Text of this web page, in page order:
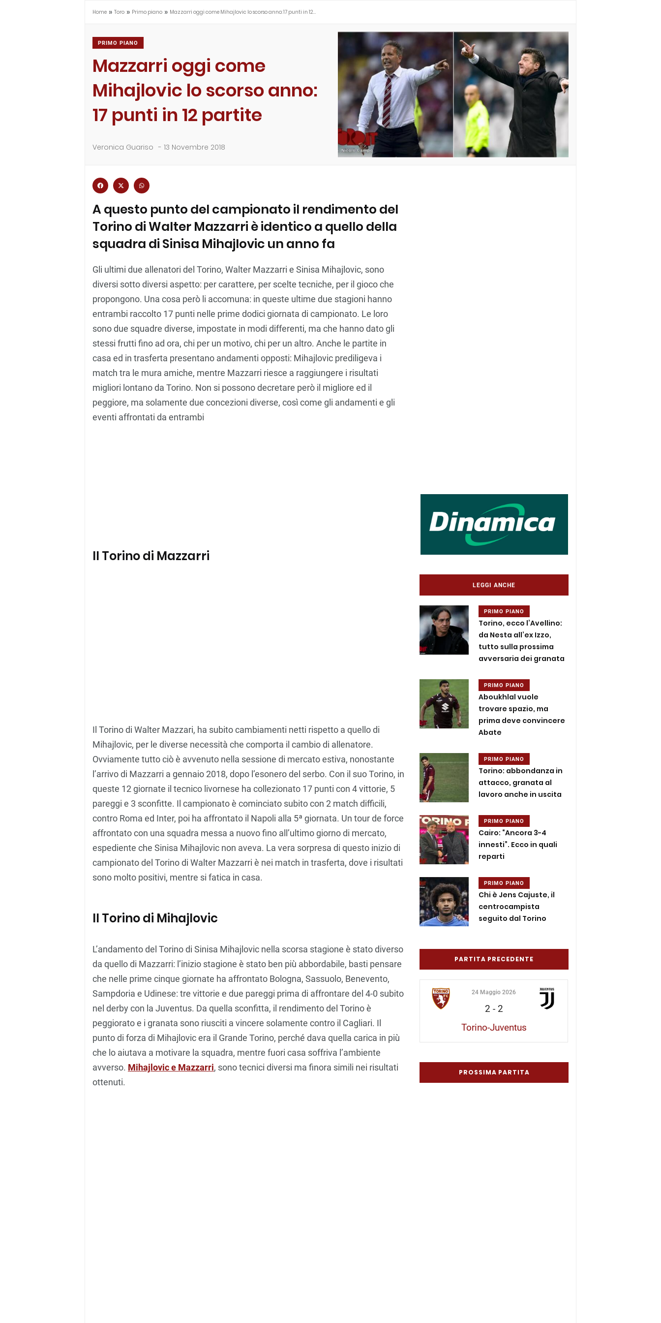
Home » Toro » Primo piano » Mazzarri oggi come Mihajlovic lo scorso anno: 17 punti in 12…
PRIMO PIANO
Mazzarri oggi come
Mihajlovic lo scorso anno:
17 punti in 12 partite
Veronica Guariso - 13 Novembre 2018
A questo punto del campionato il rendimento del
Torino di Walter Mazzarri è identico a quello della
squadra di Sinisa Mihajlovic un anno fa
Gli ultimi due allenatori del Torino, Walter Mazzarri e Sinisa Mihajlovic, sono
diversi sotto diversi aspetto: per carattere, per scelte tecniche, per il gioco che
propongono. Una cosa però li accomuna: in queste ultime due stagioni hanno
entrambi raccolto 17 punti nelle prime dodici giornata di campionato. Le loro
sono due squadre diverse, impostate in modi differenti, ma che hanno dato gli
stessi frutti fino ad ora, chi per un motivo, chi per un altro. Anche le partite in
casa ed in trasferta presentano andamenti opposti: Mihajlovic prediligeva i
match tra le mura amiche, mentre Mazzarri riesce a raggiungere i risultati
migliori lontano da Torino. Non si possono decretare però il migliore ed il
peggiore, ma solamente due concezioni diverse, così come gli andamenti e gli
eventi affrontati da entrambi
Il Torino di Mazzarri
Il Torino di Walter Mazzari, ha subito cambiamenti netti rispetto a quello di
Mihajlovic, per le diverse necessità che comporta il cambio di allenatore.
Ovviamente tutto ciò è avvenuto nella sessione di mercato estiva, nonostante
l’arrivo di Mazzarri a gennaio 2018, dopo l’esonero del serbo. Con il suo Torino, in
queste 12 giornate il tecnico livornese ha collezionato 17 punti con 4 vittorie, 5
pareggi e 3 sconfitte. Il campionato è cominciato subito con 2 match difficili,
contro Roma ed Inter, poi ha affrontato il Napoli alla 5ª giornata. Un tour de force
affrontato con una squadra messa a nuovo fino all’ultimo giorno di mercato,
espediente che Sinisa Mihajlovic non aveva. La vera sorpresa di questo inizio di
campionato del Torino di Walter Mazzarri è nei match in trasferta, dove i risultati
sono molto positivi, mentre si fatica in casa.
Il Torino di Mihajlovic
L’andamento del Torino di Sinisa Mihajlovic nella scorsa stagione è stato diverso
da quello di Mazzarri: l’inizio stagione è stato ben più abbordabile, basti pensare
che nelle prime cinque giornate ha affrontato Bologna, Sassuolo, Benevento,
Sampdoria e Udinese: tre vittorie e due pareggi prima di affrontare del 4-0 subito
nel derby con la Juventus. Da quella sconfitta, il rendimento del Torino è
peggiorato e i granata sono riusciti a vincere solamente contro il Cagliari. Il
punto di forza di Mihajlovic era il Grande Torino, perché dava quella carica in più
che lo aiutava a motivare la squadra, mentre fuori casa soffriva l’ambiente
avverso. Mihajlovic e Mazzarri, sono tecnici diversi ma finora simili nei risultati
ottenuti.
LEGGI ANCHE
PRIMO PIANO
Torino, ecco l’Avellino:
da Nesta all’ex Izzo,
tutto sulla prossima
avversaria dei granata
PRIMO PIANO
Aboukhlal vuole
trovare spazio, ma
prima deve convincere
Abate
PRIMO PIANO
Torino: abbondanza in
attacco, granata al
lavoro anche in uscita
PRIMO PIANO
Cairo: “Ancora 3-4
innesti”. Ecco in quali
reparti
PRIMO PIANO
Chi è Jens Cajuste, il
centrocampista
seguito dal Torino
PARTITA PRECEDENTE
24 Maggio 2026
2 - 2
Torino-Juventus
PROSSIMA PARTITA